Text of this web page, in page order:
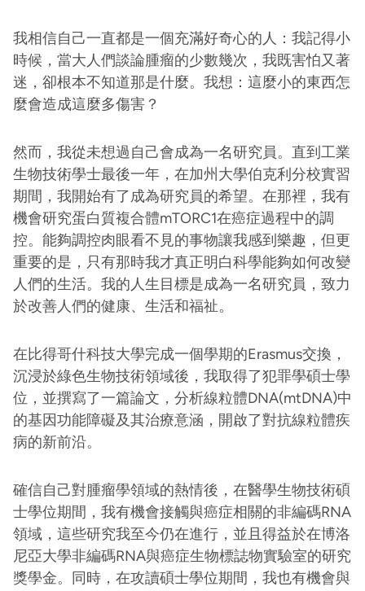
我相信自己一直都是一個充滿好奇心的人：我記得小
時候，當大人們談論腫瘤的少數幾次，我既害怕又著
迷，卻根本不知道那是什麼。我想：這麼小的東西怎
麼會造成這麼多傷害？
然而，我從未想過自己會成為一名研究員。直到工業
生物技術學士最後一年，在加州大學伯克利分校實習
期間，我開始有了成為研究員的希望。在那裡，我有
機會研究蛋白質複合體mTORC1在癌症過程中的調
控。能夠調控肉眼看不見的事物讓我感到樂趣，但更
重要的是，只有那時我才真正明白科學能夠如何改變
人們的生活。我的人生目標是成為一名研究員，致力
於改善人們的健康、生活和福祉。
在比得哥什科技大學完成一個學期的Erasmus交換，
沉浸於綠色生物技術領域後，我取得了犯罪學碩士學
位，並撰寫了一篇論文，分析線粒體DNA(mtDNA)中
的基因功能障礙及其治療意涵，開啟了對抗線粒體疾
病的新前沿。
確信自己對腫瘤學領域的熱情後，在醫學生物技術碩
士學位期間，我有機會接觸與癌症相關的非編碼RNA
領域，這些研究我至今仍在進行，並且得益於在博洛
尼亞大學非編碼RNA與癌症生物標誌物實驗室的研究
獎學金。同時，在攻讀碩士學位期間，我也有機會與